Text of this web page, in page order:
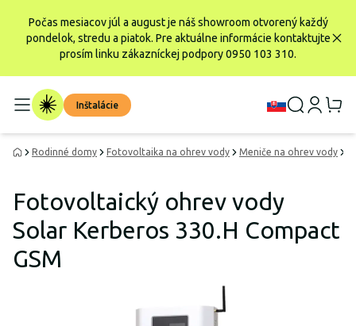
Počas mesiacov júl a august je náš showroom otvorený každý
pondelok, stredu a piatok. Pre aktuálne informácie kontaktujte
prosím linku zákazníckej podpory 0950 103 310.
Inštalácie
Rodinné domy Fotovoltaika na ohrev vody Meniče na ohrev vody
Fotovoltaický ohrev vody
Solar Kerberos 330.H Compact
GSM